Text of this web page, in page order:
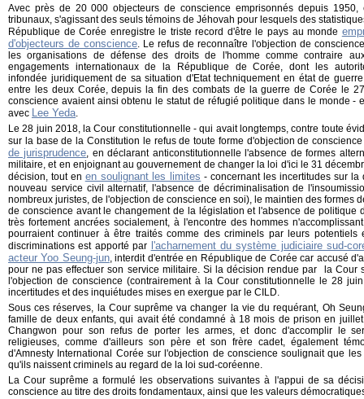
Avec près de 20 000 objecteurs de conscience emprisonnés depuis
tribunaux, s'agissant des seuls témoins de Jéhovah pour lesquels des
République de Corée enregistre le triste record d'être le pays au monde
d'objecteurs de conscience. Le refus de reconnaître l'objection de
les organisations de défense des droits de l'homme comme contraire
engagements internationaux de la République de Corée, dont les
infondée juridiquement de sa situation d'Etat techniquement en état de
entre les deux Corée, depuis la fin des combats de la guerre de Corée le
conscience avaient ainsi obtenu le statut de réfugié politique dans le monde -
avec Lee Yeda.
Le 28 juin 2018, la Cour constitutionnelle - qui avait longtemps, contre toute
sur la base de la Constitution le refus de toute forme d'objection de
de jurisprudence, en déclarant anticonstitutionnelle l'absence de formes
militaire, et en enjoignant au gouvernement de changer la loi d'ici le 31
décision, tout en en soulignant les limites - concernant les incertitudes sur
nouveau service civil alternatif, l'absence de décriminalisation de
nombreux juristes, de l'objection de conscience en soi), le maintien des formes
de conscience avant le changement de la législation et l'absence de politique
très fortement ancrées socialement, à l'encontre des hommes
pourraient continuer à être traités comme des criminels par leurs potentiels
discriminations est apporté par l'acharnement du système judiciaire sud-
acteur Yoo Seung-jun, interdit d'entrée en République de Corée car accusé
pour ne pas effectuer son service militaire. Si la décision rendue par la Cour
l'objection de conscience (contrairement à la Cour constitutionnelle le 28
incertitudes et des inquiétudes mises en exergue par le CILD.
Sous ces réserves, la Cour suprême va changer la vie du requérant, Oh
famille de deux enfants, qui avait été condamné à 18 mois de prison en
Changwon pour son refus de porter les armes, et donc d'accomplir le
religieuses, comme d'ailleurs son père et son frère cadet, également
d'Amnesty International Corée sur l'objection de conscience soulignait que
qu'ils naissent criminels au regard de la loi sud-coréenne.
La Cour suprême a formulé les observations suivantes à l'appui de sa
conscience au titre des droits fondamentaux, ainsi que les valeurs